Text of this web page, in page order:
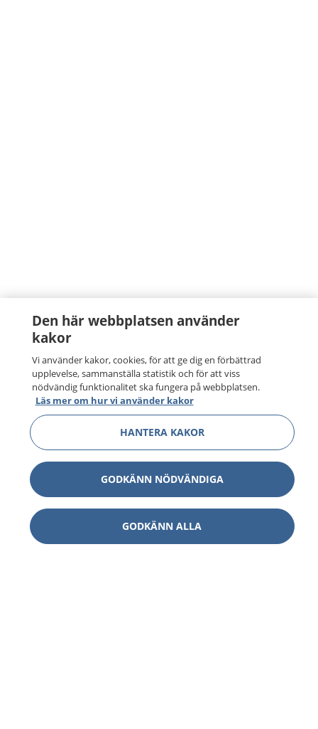
Den här webbplatsen använder
kakor
Vi använder kakor, cookies, för att ge dig en förbättrad
upplevelse, sammanställa statistik och för att viss
nödvändig funktionalitet ska fungera på webbplatsen.
Läs mer om hur vi använder kakor
HANTERA KAKOR
GODKÄNN NÖDVÄNDIGA
GODKÄNN ALLA